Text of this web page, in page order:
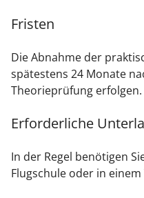
Fristen
Die Abnahme der
spätestens 24 Monate
Theorieprüfung erfolgen.
Erforderliche
In der Regel benötigen
Flugschule oder in